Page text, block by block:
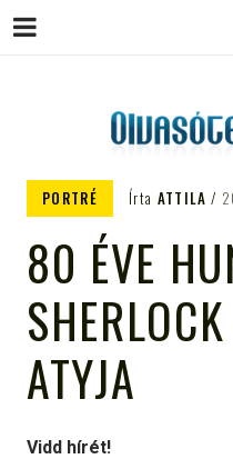
PORTRÉ Írta ATTILA
80 ÉVE
ATYJA
Vidd hírét!